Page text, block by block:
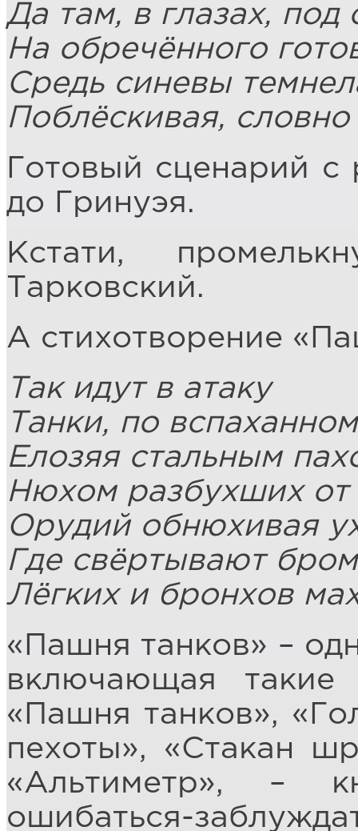
Да там, в глазах, под
На обречённого
Средь синевы
Поблёскивая, словно
Готовый сценарий
до Гринуэя.
Кстати,
Тарковский.
А стихотворение
Так идут в атаку
Танки, по
Елозяя стальным
Нюхом разбухших от
Орудий обнюхивая
Где свёртывают
Лёгких и бронхов
«Пашня танков» –
включающая такие
«Пашня танков»,
пехоты», «Стакан
«Альтиметр», –
ошибаться-